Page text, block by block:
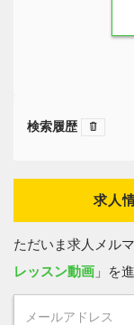
検索履歴
求人
ただいま求人メル
レッスン動画 」を